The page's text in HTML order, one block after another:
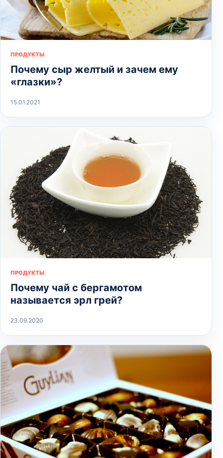
ПРОДУКТЫ
Почему сыр желтый и зачем ему
«глазки»?
15.01.2021
ПРОДУКТЫ
Почему чай с бергамотом
называется эрл грей?
23.09.2020